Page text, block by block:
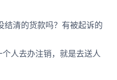
结清的货款吗？有被起诉的
人去办注销，就是去送人